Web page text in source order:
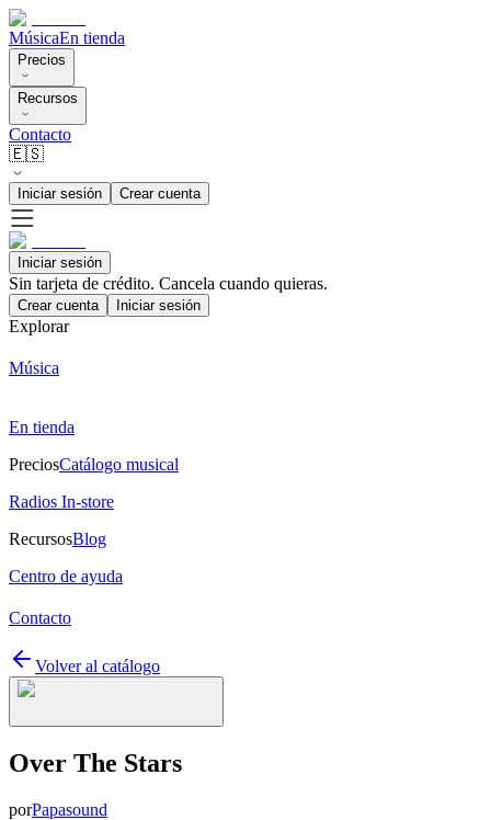
MúsicaEn tienda
Precios
Recursos
Contacto
🇪🇸
Iniciar sesión Crear cuenta
Iniciar sesión
Sin tarjeta de crédito. Cancela cuando quieras.
Crear cuenta Iniciar sesión
Explorar
Música
En tienda
PreciosCatálogo musical
Radios In-store
RecursosBlog
Centro de ayuda
Contacto
Volver al catálogo
Over The Stars
porPapasound